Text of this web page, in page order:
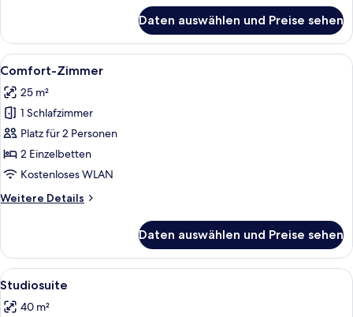
Daten auswählen und Preise sehen
Alle
Fotos
für
Comfort-
Zimmer
anzeigen
Ein Holzbalkon mit Blick auf einen
8
Comfort-Zimmer
25 m²
1 Schlafzimmer
Platz für 2 Personen
2 Einzelbetten
Kostenloses WLAN
Weitere Details
Weitere
Zimmer
Daten auswählen und Preise sehen
Alle
Fotos
für
Studiosuite | Zimmersafe,
6
Studiosuite
40 m²